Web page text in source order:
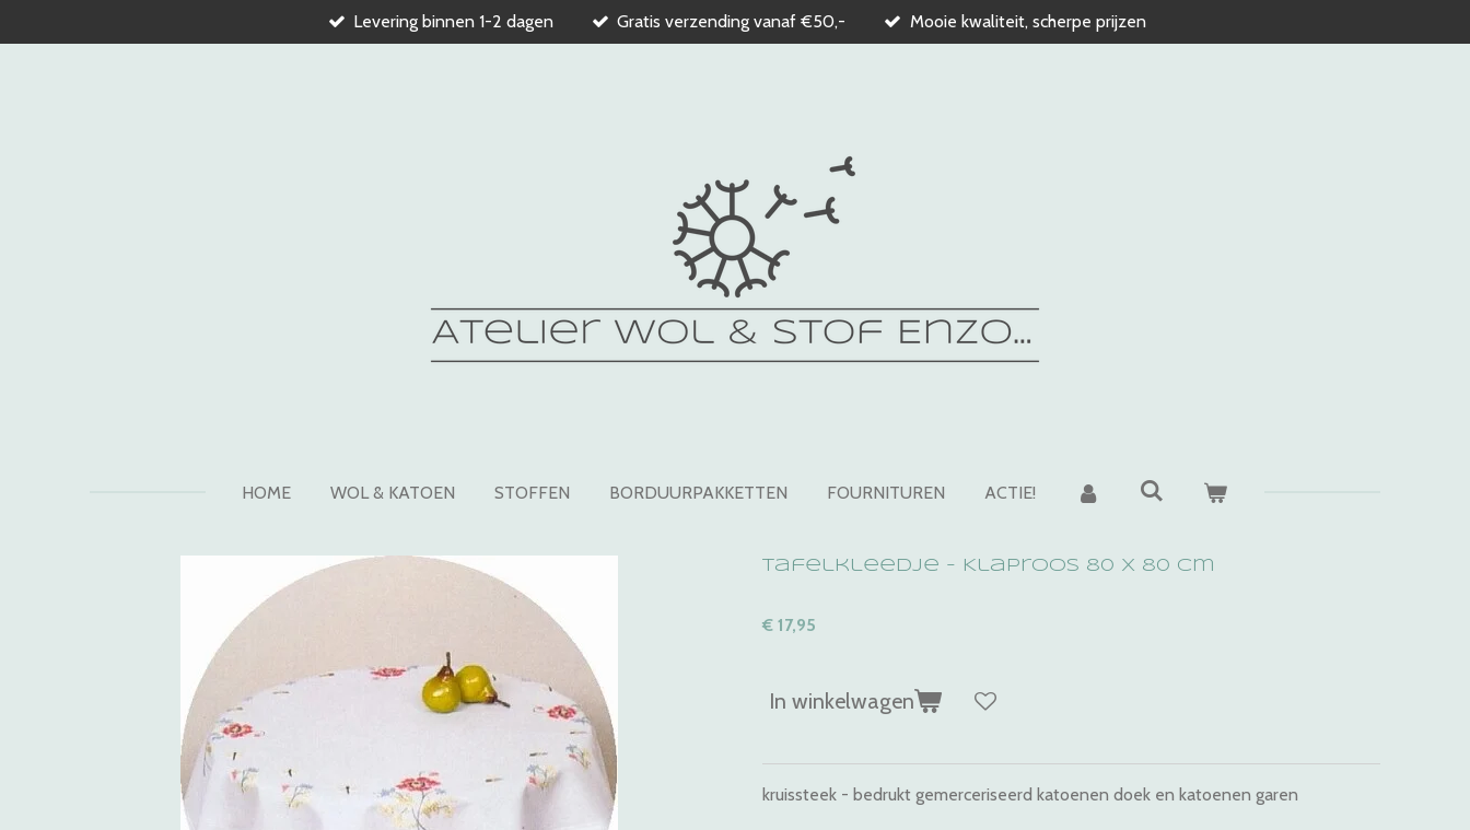
direct
Levering binnen 1-2 dagen Gratis verzending vanaf €50,- Mooie kwaliteit, scherpe prijzen
HOME WOL & KATOEN STOFFEN BORDUURPAKKETTEN FOURNITUREN ACTIE!
Tafelkleedje - Klaproos 80 x 80 cm
€ 17,95
In winkelwagen
kruissteek - bedrukt gemerceriseerd katoenen doek en katoenen garen